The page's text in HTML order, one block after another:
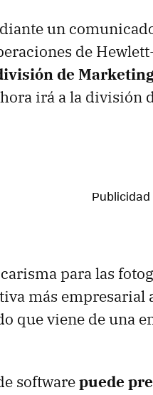
un
de
de
irá a la división
para las
más empresarial
que viene de una
softwarepuede